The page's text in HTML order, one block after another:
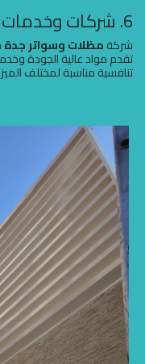
شركةمظلات وسواتر جدة
تقدم مواد عالية الجودة
تنافسية مناسبة لمختلف